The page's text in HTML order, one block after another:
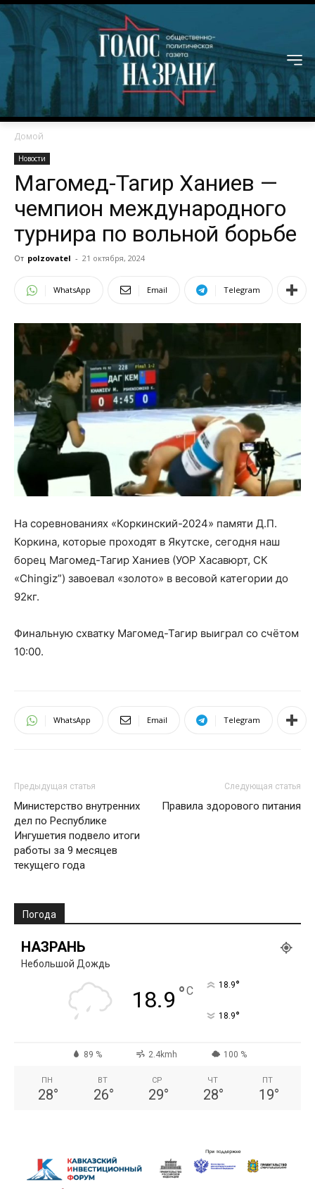
Домой
Новости
Магомед-Тагир Ханиев —
чемпион международного
турнира по вольной борьбе
От polzovatel - 21 октября, 2024
WhatsApp Email Telegram
На соревнованиях «Коркинский-2024» памяти Д.П.
Коркина, которые проходят в Якутске, сегодня наш
борец Магомед-Тагир Ханиев (УОР Хасавюрт, СК
«Chingiz”) завоевал «золото» в весовой категории до
92кг.
Финальную схватку Магомед-Тагир выиграл со счётом
10:00.
WhatsApp Email Telegram
Предыдущая статья
Министерство внутренних
дел по Республике
Ингушетия подвело итоги
работы за 9 месяцев
текущего года
Следующая статья
Правила здорового питания
Погода
НАЗРАНЬ
Небольшой Дождь
18.9 °C 18.9°
18.9°
89 % 2.4kmh 100 %
ПН
28°
ВТ
26°
СР
29°
ЧТ
28°
ПТ
19°